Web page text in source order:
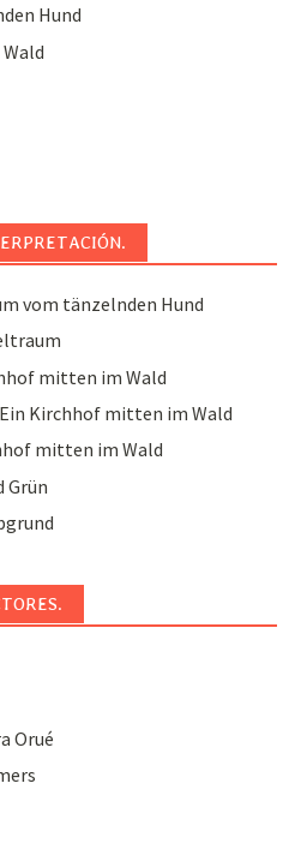
Hund
vom tänzelnden Hund
mitten im Wald
Kirchhof mitten im Wald
mitten im Wald
Grün
Orué